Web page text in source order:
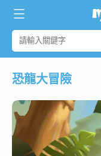
恐龍大冒險